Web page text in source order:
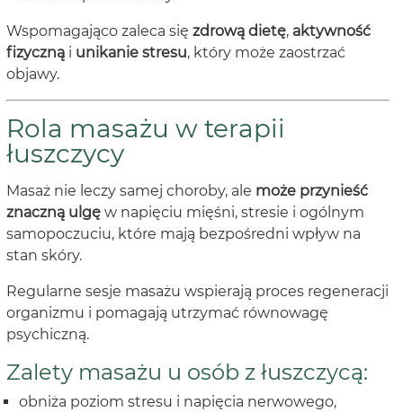
Wspomagająco zaleca się zdrową dietę, aktywność
fizyczną i unikanie stresu, który może zaostrzać
objawy.
Rola masażu w terapii
łuszczycy
Masaż nie leczy samej choroby, ale może przynieść
znaczną ulgę w napięciu mięśni, stresie i ogólnym
samopoczuciu, które mają bezpośredni wpływ na
stan skóry.
Regularne sesje masażu wspierają proces regeneracji
organizmu i pomagają utrzymać równowagę
psychiczną.
Zalety masażu u osób z łuszczycą:
obniża poziom stresu i napięcia nerwowego,